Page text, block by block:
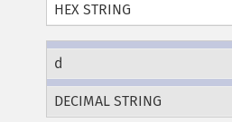
HEX STRING
d
DECIMAL STRING